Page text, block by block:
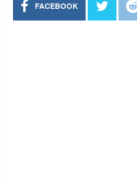
FACEBOOK